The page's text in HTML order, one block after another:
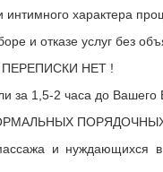
характера
и отказе услуг без
ПЕРЕПИСКИ НЕТ !
за 1,5-2 часа до Вашего
и нуждающихся